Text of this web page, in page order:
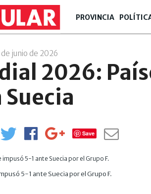
PROVINCIA
junio de 2026
2026:
Suecia
Save
5-1 ante Suecia por el Grupo F.